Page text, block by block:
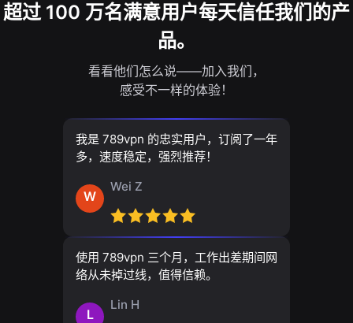
超过 100 万名满意用户每天信任我们的产
品。
看看他们怎么说——加入我们，
感受不一样的体验！
我是 789vpn 的忠实用户，订阅了一年
多，速度稳定，强烈推荐！
W
Wei Z
使用 789vpn 三个月，工作出差期间网
络从未掉过线，值得信赖。
L
Lin H